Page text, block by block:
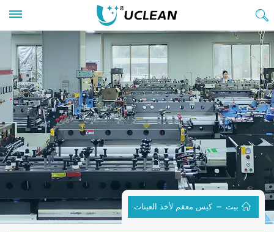
بيت كيس معقم لأخذ العينات